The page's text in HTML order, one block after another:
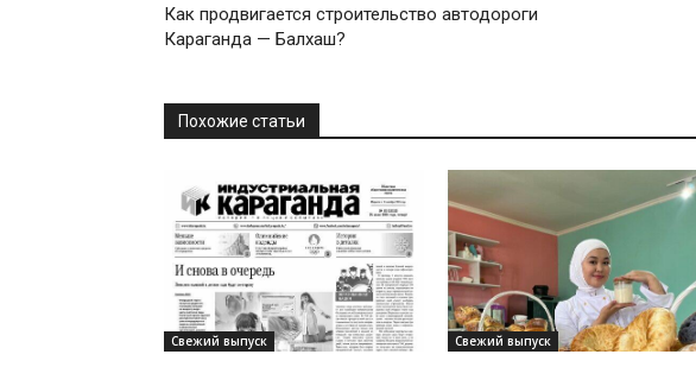
Как продвигается строительство автодороги
Караганда — Балхаш?
Похожие статьи
Свежий выпуск Свежий выпуск